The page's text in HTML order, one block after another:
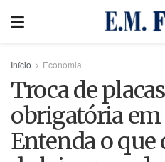
Início Economia
Troca de
obrigatória em
Entenda o que